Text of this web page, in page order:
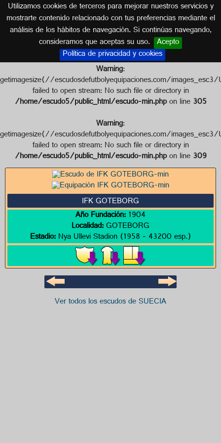
Utilizamos cookies de terceros para mejorar nuestros servicios y
mostrarte contenido relacionado con tus preferencias mediante el
análisis de los hábitos de navegación. Si continúas navegando,
consideramos que aceptas su uso. Acepto
Política de privacidad y cookies
Escudo de IFK GOTEBORG
SUECIA
Warning:
getimagesize(//escudosdefutbolyequipaciones.com/
failed to open stream: No such file or directory in
/home/escudo5/public_html/escudo-min.phpon line305
Warning:
getimagesize(//escudosdefutbolyequipaciones.com/
failed to open stream: No such file or directory in
/home/escudo5/public_html/escudo-min.phpon line309
IFK GOTEBORG
Año Fundación:1904
Localidad:GOTEBORG
Estadio:Nya Ullevi Stadion (1958 - 43200 esp.)
Ver todos los escudos de SUECIA